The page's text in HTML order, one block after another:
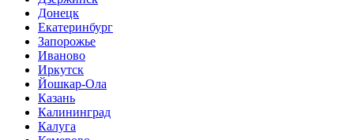
Донецк
Екатеринбург
Запорожье
Иваново
Иркутск
Йошкар-Ола
Казань
Калининград
Калуга